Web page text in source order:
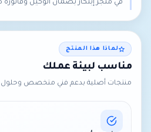
في متجر إبتكار بضمان الوكيل
لماذا هذا المنتج
مناسب لبيئة عملك
منتجات أصلية بدعم فني متخصص وحلول